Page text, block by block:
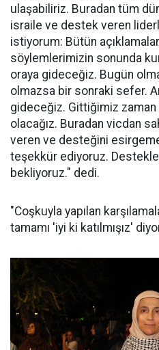
ulaşabiliriz. Buradan tüm
israile ve destek veren
istiyorum: Bütün
söylemlerimizin sonunda
oraya gideceğiz. Bugün
olmazsa bir sonraki sefer.
gideceğiz. Gittiğimiz
olacağız. Buradan vicdan
veren ve desteğini
teşekkür ediyoruz.
bekliyoruz." dedi.
"Coşkuyla yapılan
tamamı 'iyi ki katılmışız'